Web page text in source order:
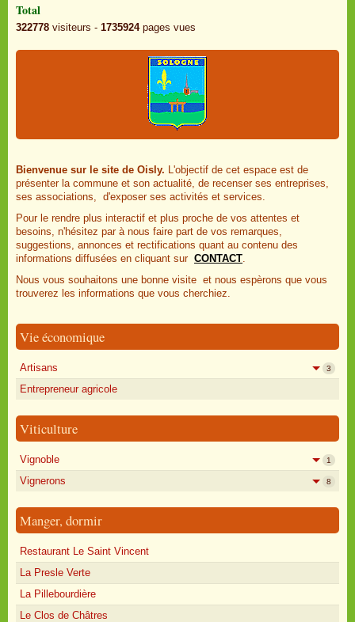
Total
322778 visiteurs - 1735924pages vues
Bienvenue sur le site de Oisly. L'objectif de cet espace est de
présenter la commune et son actualité, de recenser ses entreprises,
ses associations, d'exposer ses activités et services.
Pour le rendre plus interactif et plus proche de vos attentes et
besoins, n'hésitez par à nous faire part de vos remarques,
suggestions, annonces et rectifications quant au contenu des
informations diffusées en cliquant sur CONTACT.
Nous vous souhaitons une bonne visite et nous espèrons que vous
trouverez les informations que vous cherchiez.
Vie économique
Artisans 3
Entrepreneur agricole
Viticulture
Vignoble 1
Vignerons 8
Manger, dormir
Restaurant Le Saint Vincent
La Presle Verte
La Pillebourdière
Le Clos de Châtres